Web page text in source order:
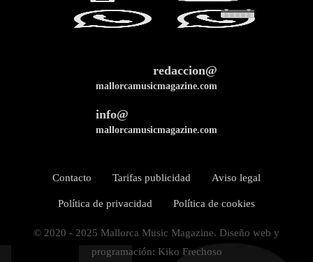
redaccion@
mallorcamusicmagazine.com
info@
mallorcamusicmagazine.com
Contacto Tarifas publicidad Aviso legal
Política de privacidad Política de cookies
© 2020 - 2025 Mallorca Music Magazine. Diseño web y
programación: Kiko Frechoso